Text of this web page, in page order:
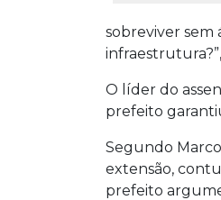
sobreviver sem
O líder do
prefeito
Segundo
extensão,
prefeito